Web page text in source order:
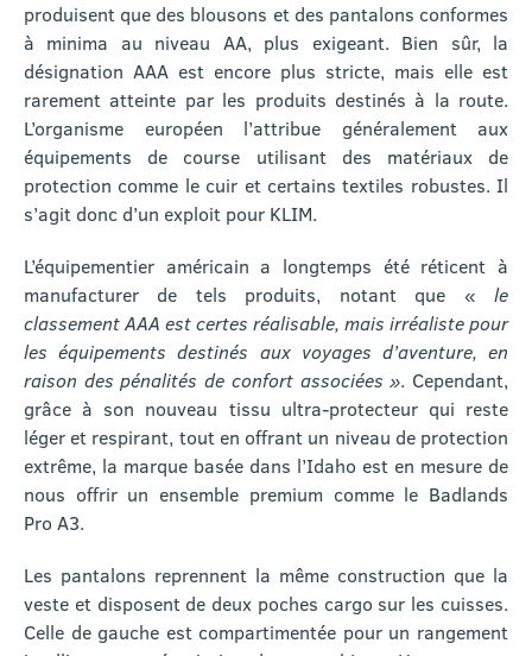
produisent que des blousons et des pantalons conformes
à minima au niveau AA, plus exigeant. Bien sûr, la
désignation AAA est encore plus stricte, mais elle est
rarement atteinte par les produits destinés à la route.
L’organisme européen l’attribue généralement aux
équipements de course utilisant des matériaux de
protection comme le cuir et certains textiles robustes. Il
s’agit donc d’un exploit pour KLIM.
L’équipementier américain a longtemps été réticent à
manufacturer de tels produits, notant que « le
classement AAA est certes réalisable, mais irréaliste pour
les équipements destinés aux voyages d’aventure, en
raison des pénalités de confort associées ». Cependant,
grâce à son nouveau tissu ultra-protecteur qui reste
léger et respirant, tout en offrant un niveau de protection
extrême, la marque basée dans l’Idaho est en mesure de
nous offrir un ensemble premium comme le Badlands
Pro A3.
Les pantalons reprennent la même construction que la
veste et disposent de deux poches cargo sur les cuisses.
Celle de gauche est compartimentée pour un rangement